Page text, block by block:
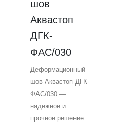
решение от
Аквастоп для
фасадных
деформационных
швов.
шов
Аквастоп
ДГК-
ФАС/030
Деформационный
шов Аквастоп ДГК-
ФАС/030 —
надежное и
прочное решение